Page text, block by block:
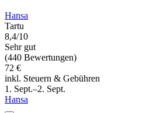
Hansa
Tartu
8,4/10
Sehr gut
(440 Bewertungen)
72 €
inkl. Steuern & Gebühren
1. Sept.–2. Sept.
Hansa